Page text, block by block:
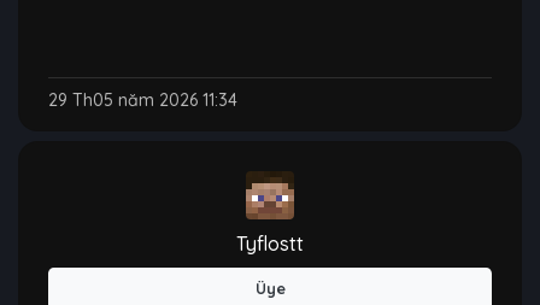
29 Th05 năm 2026 11:34
Tyflostt
Üye